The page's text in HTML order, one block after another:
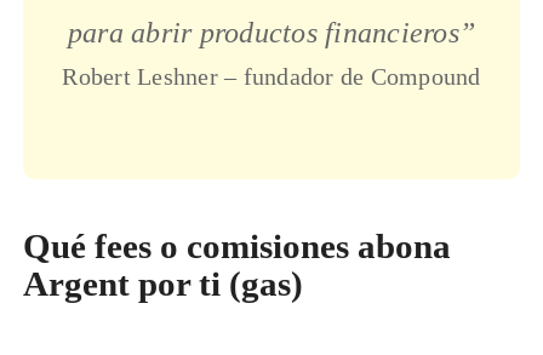
para abrir productos financieros”
Robert Leshner – fundador de Compound
Qué fees o comisiones abona
Argent por ti (gas)